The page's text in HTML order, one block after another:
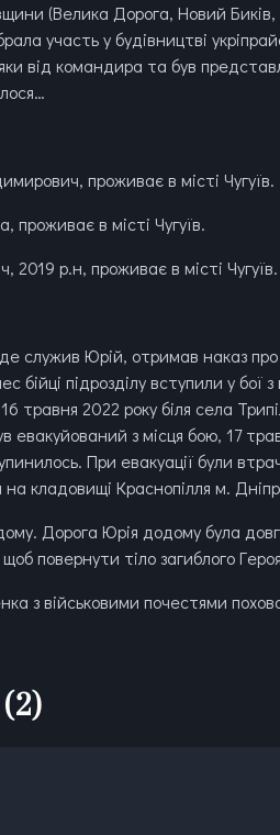
(Велика Дорога, Новий
участь у будівництві
від командира та був
проживає в місті Чугуїв.
в місті Чугуїв.
р.н, проживає в місті Чугуїв.
де служив Юрій, отримав наказ
бійці підрозділу вступили у бої
16 травня 2022 року біля села
евакуйований з місця бою, 17
При евакуації були
на кладовищі Краснопілля м.
Дорога Юрія додому була
повернути тіло загиблого
з військовими почестями
(2)